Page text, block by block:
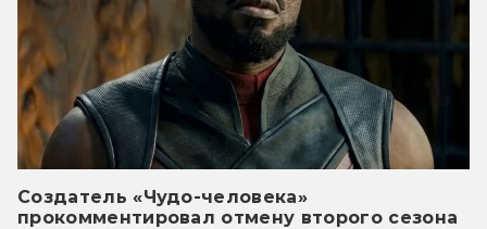
Создатель «Чудо-человека»
прокомментировал отмену второго сезона